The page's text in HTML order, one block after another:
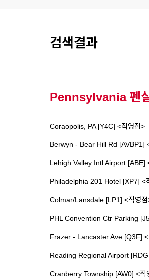
검색결과
Pennsylvania 펜
Coraopolis, PA [Y4C] <직영점>
Berwyn - Bear Hill Rd [AVBP1]
Lehigh Valley Intl Airport [ABE]
Philadelphia 201 Hotel [XP7] <
Colmar/Lansdale [LP1] <직영점
PHL Convention Ctr Parking
Frazer - Lancaster Ave [Q3F] <
Reading Regional Airport
Cranberry Township [AW0] <직